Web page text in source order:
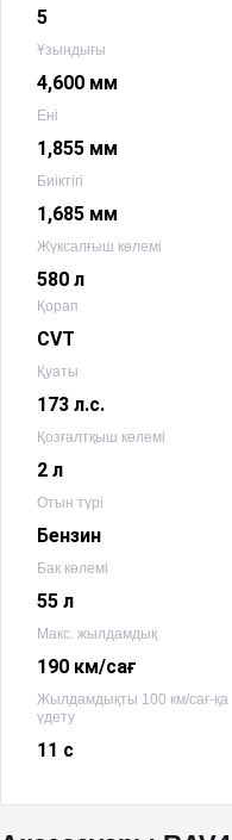
5
Ұзындығы
4,600 мм
Ені
1,855 мм
Биіктігі
1,685 мм
Жүксалғыш көлемі
580 л
Қорап
CVT
Қуаты
173 л.с.
Қозғалтқыш көлемі
2 л
Отын түрі
Бензин
Бак көлемі
55 л
Макс. жылдамдық
190 км/сағ
Жылдамдықты 100 км/сағ-қа
үдету
11 с